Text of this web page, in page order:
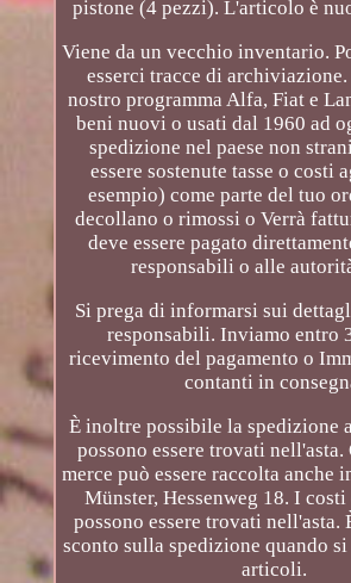
pistone (4 pezzi). L'articolo è
Viene da un vecchio inventario.
esserci tracce di
nostro programma Alfa, Fiat e
beni nuovi o usati dal 1960 ad
spedizione nel paese non
essere sostenute tasse o costi
esempio) come parte del tuo
decollano o rimossi o Verrà
deve essere pagato
responsabili o alle
Si prega di informarsi sui
responsabili. Inviamo entro
ricevimento del pagamento o
contanti in
È inoltre possibile la spedizione
possono essere trovati
merce può essere raccolta anche
Münster, Hessenweg 18. I
possono essere trovati nell'asta.
sconto sulla spedizione quando
articoli.